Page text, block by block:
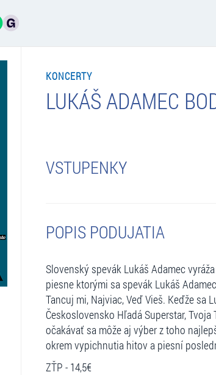
KONCERTY
LUKÁŠ ADAMEC
VSTUPENKY
POPIS PODUJATIA
Slovenský spevák Lukáš Adamec
piesne ktorými sa spevák Lukáš
Tancuj mi, Najviac, Veď Vieš. Keďže sa
Československo Hľadá Superstar,
očakávať sa môže aj výber z toho
okrem vypichnutia hitov a piesní
ZŤP - 14,5€